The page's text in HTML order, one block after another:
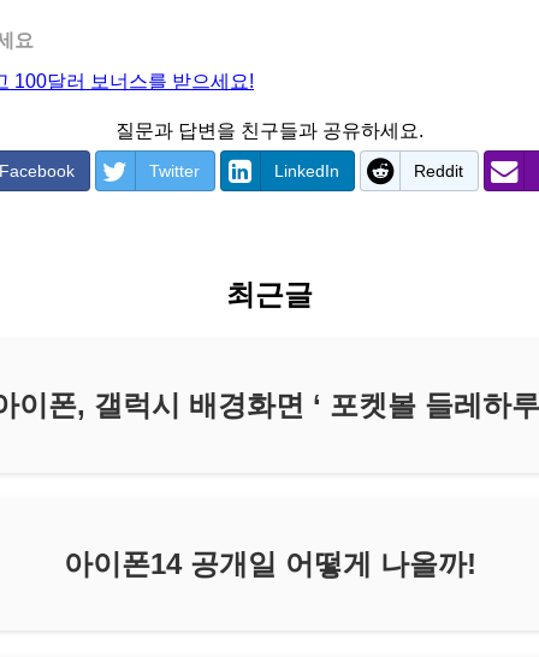
요
100달러 보너스를 받으세요!
질문과 답변을 친구들과 공유하세요.
Twitter LinkedIn Reddit
최근글
이폰, 갤럭시 배경화면 ‘ 포켓볼 들레하루
아이폰14 공개일 어떻게 나올까!